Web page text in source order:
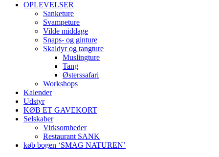
OPLEVELSER
Sanketure
Svampeture
Vilde middage
Snaps- og ginture
Skaldyr og tangture
Muslingture
Tang
Østerssafari
Workshops
Kalender
Udstyr
KØB ET GAVEKORT
Selskaber
Virksomheder
Restaurant SANK
køb bogen ‘SMAG NATUREN’